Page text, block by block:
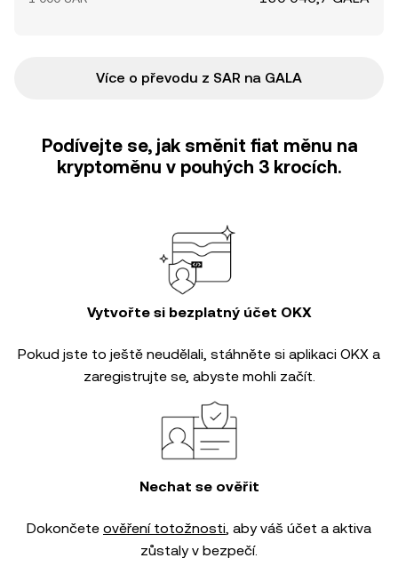
Více o převodu z SAR na GALA
Podívejte se, jak směnit fiat měnu na
kryptoměnu v pouhých 3 krocích.
Vytvořte si bezplatný účet OKX
Pokud jste to ještě neudělali, stáhněte si aplikaci OKX a
zaregistrujte se, abyste mohli začít.
Nechat se ověřit
Dokončete ověření totožnosti, aby váš účet a aktiva
zůstaly v bezpečí.